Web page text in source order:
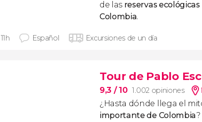
de las reservas
Colombia.
Español Excursiones de un día
Tour de Pablo
9,3 / 10 1.002 opiniones
¿Hasta dónde llega el
importante de Colombia